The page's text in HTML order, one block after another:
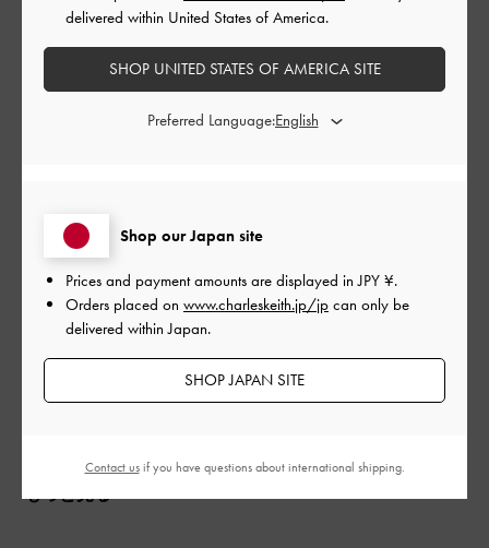
isaさんのレビュー
した。
サイズ: その他（シューズ以外）
デザイン
もっと見る
2024-09-22
Shop our Japan site
Prices and payment amounts are displayed inJPY ¥.
Orders placed on www.charleskeith.jp/jp can only be
delivered within Japan.
SHOP JAPAN SITE
delivered within United States of America.
SHOP UNITED STATES OF AMERICA SITE
Preferred Language:
Contact usif you have questions about international shipping.